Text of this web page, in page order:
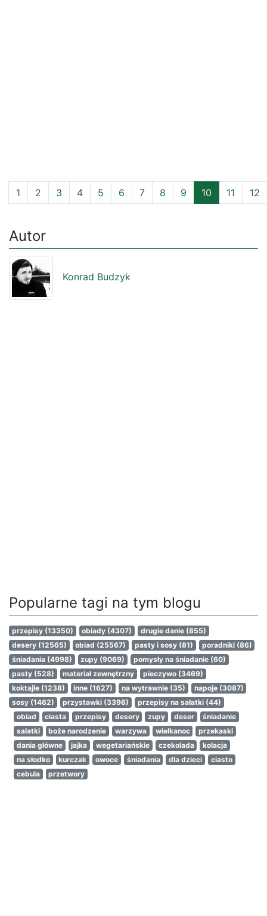
1 2 3 4 5 6 7 8 9 10 11 12
Autor
Konrad Budzyk
Popularne tagi na tym blogu
przepisy (13350) obiady (4307) drugie danie (855)
desery (12565) obiad (25567) pasty i sosy (81) poradniki (86)
śniadania (4998) zupy (9069) pomysły na śniadanie (60)
pasty (528) materiał zewnętrzny pieczywo (3469)
koktajle (1238) inne (1627) na wytrawnie (35) napoje (3087)
sosy (1462) przystawki (3396) przepisy na sałatki (44)
obiad
ciasta przepisy desery zupy deser
śniadanie
salatki
boże narodzenie warzywa wielkanoc
przekaski
dania główne
jajka wegetariańskie czekolada
kolacja
na słodko
kurczak owoce śniadania dla dzieci
ciasto
cebula
przetwory